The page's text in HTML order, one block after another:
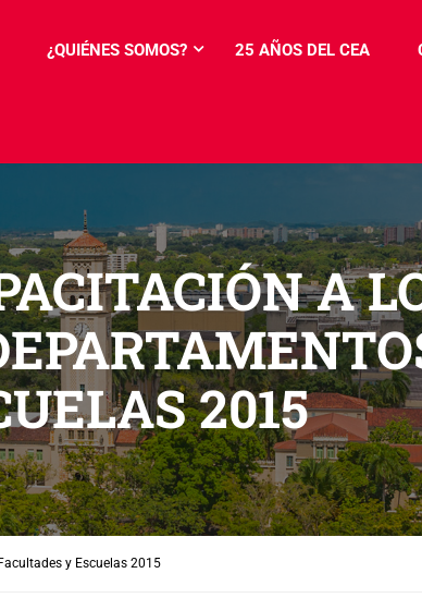
¿QUIÉNES SOMOS? 25 AÑOS DEL CEA
A
2015
y Escuelas 2015